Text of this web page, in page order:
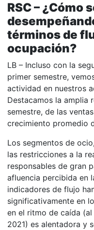
RSC – ¿Cómo
términos de
ocupación?
LB – Incluso con la
primer semestre,
actividad en nuestros
Destacamos la amplia
semestre, de las
crecimiento promedio
Los segmentos de
las restricciones a la
responsables de gran
afluencia percibida en
indicadores de flujo
significativamente en
en el ritmo de caída
2021) es alentadora y